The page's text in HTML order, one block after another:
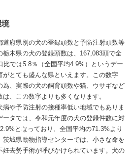
境
道府県別の犬の登録頭数と予防注射頭数等
木県の犬の登録頭数は、167,083頭で全
比では5.8％（全国平均4.9%）というデー
がとても盛んな県といえます。この数字
為、実際の犬の飼育頭数や猫、ウサギなど
、この数字よりも多くなります。
や予防注射の接種率低い地域でもありま
タでは、令和元年度の犬の登録件数に対
となっており、全国平均の71.3%より
茨城県動物指導センターでは、小さな命を
去勢手術が呼びかけられています。犬の